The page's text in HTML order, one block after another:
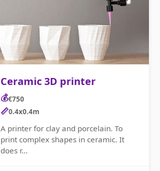
Ceramic 3D printer
💰€750
📏0.4x0.4m
A printer for clay and porcelain. To
print complex shapes in ceramic. It
does r...